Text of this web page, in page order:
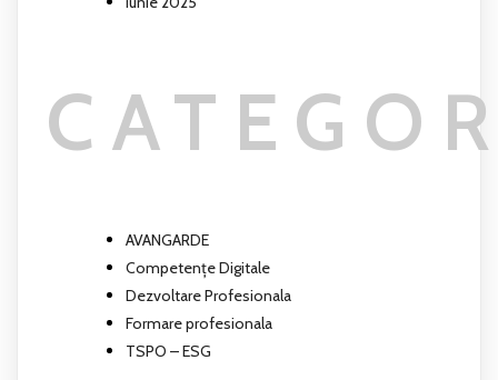
AVANGARDE
Competențe Digitale
Dezvoltare Profesionala
Formare profesionala
TSPO – ESG